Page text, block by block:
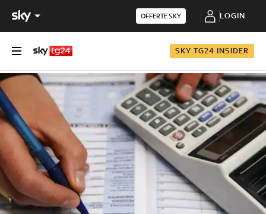
OFFERTE SKY LOGIN
SKY TG24 INSIDER